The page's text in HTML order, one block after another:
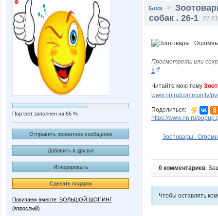
Портрет заполнен на 65 %
Отправить приватное сообщение
Добавить в друзья
Игнорировать
Сделать подарок
Покупаем вместе: БОЛЬШОЙ ШОПИНГ
(взрослый)
Блог >
собак . 26-1
Просмотреть или
1
Читайте мою тему
www.nn.ru/community/
Поделиться:
https://www.nn.ru/
Зоотовары .
0 комментариев.
Чтобы оставлять